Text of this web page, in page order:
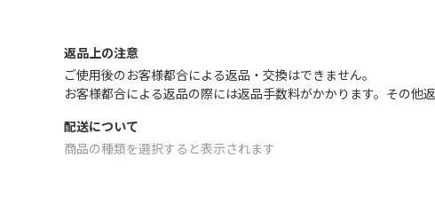
返品上の注意
ご使用後のお客様都合による返品・交換はできません｡
お客様都合による返品の際には返品手数料がかかります。その他
配送について
商品の種類を選択すると表示されます